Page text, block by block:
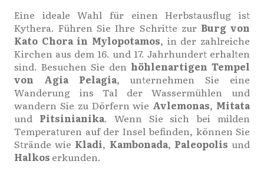
Eine ideale Wahl für einen Herbstausflug ist
Kythera. Führen Sie Ihre Schritte zur Burg von
Kato Chora in Mylopotamos, in der zahlreiche
Kirchen aus dem 16. und 17. Jahrhundert erhalten
sind. Besuchen Sie den höhlenartigen Tempel
von Agia Pelagia, unternehmen Sie eine
Wanderung ins Tal der Wassermühlen und
wandern Sie zu Dörfern wie Avlemonas, Mitata
und Pitsinianika. Wenn Sie sich bei milden
Temperaturen auf der Insel befinden, können Sie
Strände wie Kladi, Kambonada, Paleopolis und
Halkos erkunden.